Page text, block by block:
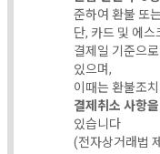
준하여 환불 또
단, 카드 및 에
결제일 기준으
있으며,
이때는 환불조
결제취소 사항
있습니다
(전자상거래법